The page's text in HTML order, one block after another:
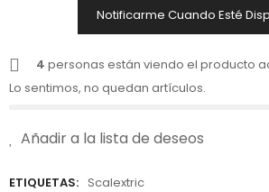
Notificarme Cuando Esté
4 personas están viendo el producto
Lo sentimos, no quedan artículos.
Añadir a la lista de deseos
ETIQUETAS: Scalextric